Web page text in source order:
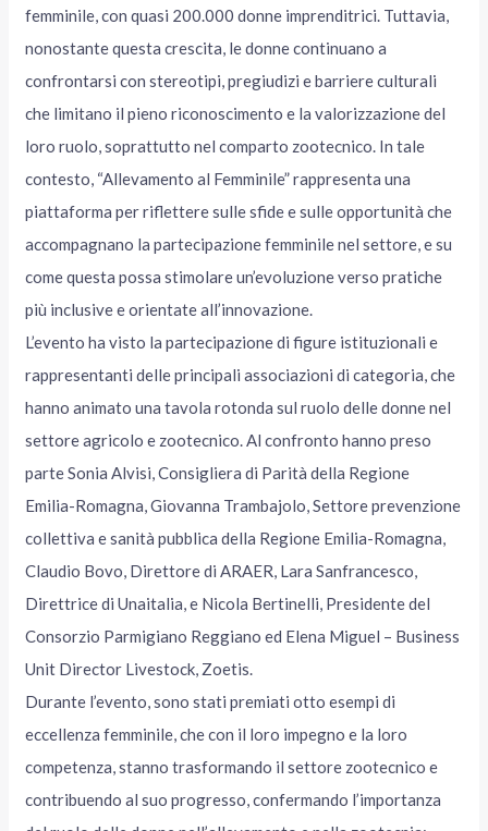
femminile, con quasi 200.000 donne imprenditrici. Tuttavia,
nonostante questa crescita, le donne continuano a
confrontarsi con stereotipi, pregiudizi e barriere culturali
che limitano il pieno riconoscimento e la valorizzazione del
loro ruolo, soprattutto nel comparto zootecnico. In tale
contesto, “Allevamento al Femminile” rappresenta una
piattaforma per riflettere sulle sfide e sulle opportunità che
accompagnano la partecipazione femminile nel settore, e su
come questa possa stimolare un’evoluzione verso pratiche
più inclusive e orientate all’innovazione.
L’evento ha visto la partecipazione di figure istituzionali e
rappresentanti delle principali associazioni di categoria, che
hanno animato una tavola rotonda sul ruolo delle donne nel
settore agricolo e zootecnico. Al confronto hanno preso
parte Sonia Alvisi, Consigliera di Parità della Regione
Emilia-Romagna, Giovanna Trambajolo, Settore prevenzione
collettiva e sanità pubblica della Regione Emilia-Romagna,
Claudio Bovo, Direttore di ARAER, Lara Sanfrancesco,
Direttrice di Unaitalia, e Nicola Bertinelli, Presidente del
Consorzio Parmigiano Reggiano ed Elena Miguel – Business
Unit Director Livestock, Zoetis.
Durante l’evento, sono stati premiati otto esempi di
eccellenza femminile, che con il loro impegno e la loro
competenza, stanno trasformando il settore zootecnico e
contribuendo al suo progresso, confermando l’importanza